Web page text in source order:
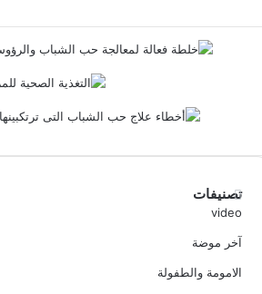
تصنيفات
video
آخر موضة
الامومة والطفولة